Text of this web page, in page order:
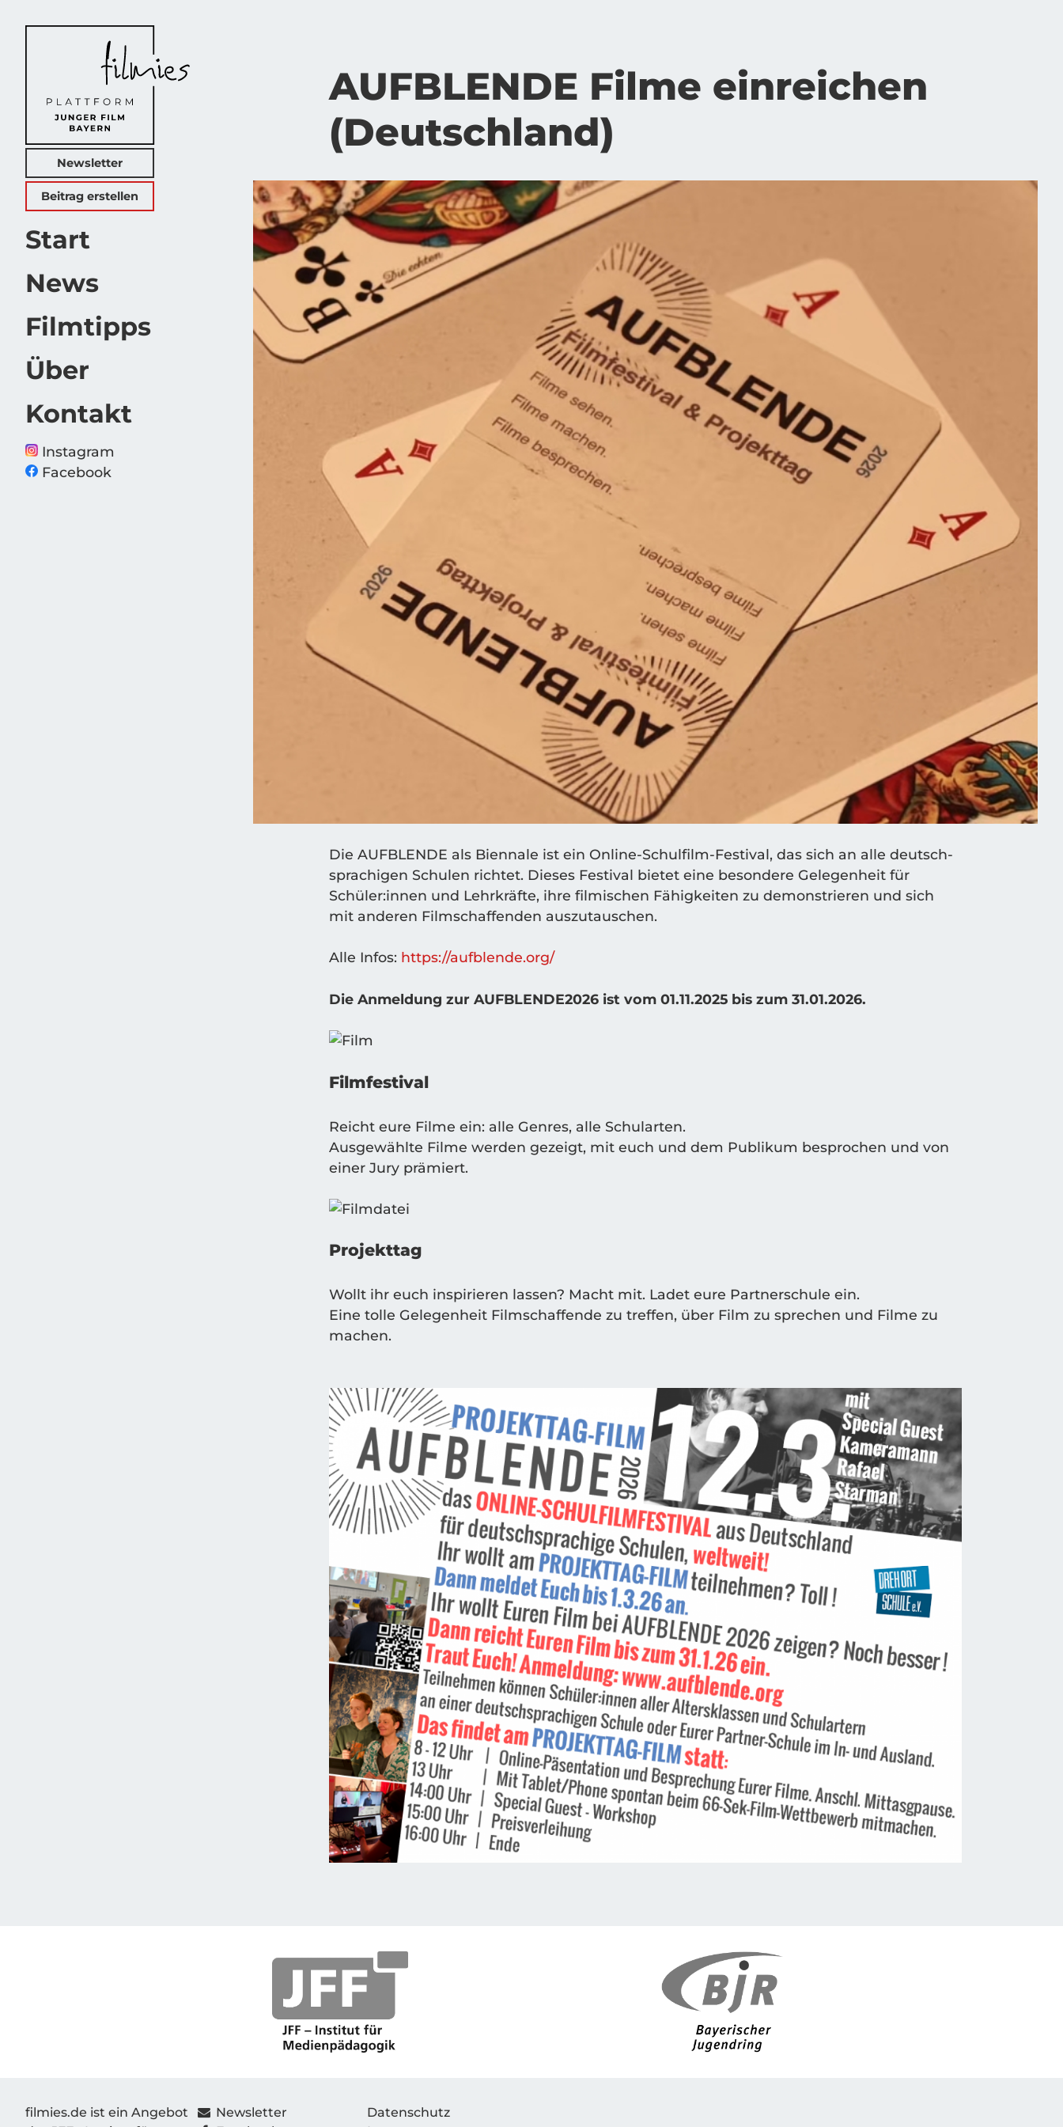
Newsletter
Beitrag erstellen
Start
News
Film­tipps
Über
Kon­takt
Instagram
Facebook
AUF­BLEN­DE Fil­me ein­rei­chen
(Deutsch­land)
Die AUF­BLEN­DE als Bien­na­le ist ein Online-Schul­film-Fes­ti­val, das sich an alle deutsch­
spra­chi­gen Schu­len rich­tet. Die­ses Fes­ti­val bie­tet eine beson­de­re Gele­gen­heit für
Schüler:innen und Lehr­kräf­te, ihre fil­mi­schen Fähig­kei­ten zu demons­trie­ren und sich
mit ande­ren Film­schaf­fen­den auszutauschen.
Alle Infos: https://aufblende.org/
Die Anmel­dung zur AUFBLENDE2026 ist vom 01.11.2025 bis zum 31.01.2026.
Film­fes­ti­val
Reicht eure Fil­me ein: alle Gen­res, alle Schul­ar­ten.
Aus­ge­wähl­te Fil­me wer­den gezeigt, mit euch und dem Publi­kum bespro­chen und von
einer Jury prämiert.
Pro­jekt­tag
Wollt ihr euch inspi­rie­ren las­sen? Macht mit. Ladet eure Part­ner­schu­le ein.
Eine tol­le Gele­gen­heit Film­schaf­fen­de zu tref­fen, über Film zu spre­chen und Fil­me zu
machen.
filmies.de ist ein Angebot
Newsletter
Datenschutz